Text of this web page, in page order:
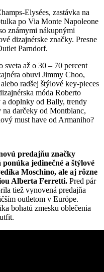
Elysées, zastávka na
po Via Monte Napoleone
známymi nákupnými
dizajnérske značky. Presne
Parndorf.
sveta až o 30 – 70 percent
obuvi Jimmy Choo,
radšej štýlové key-pieces
móda Roberto
a doplnky od Bally, trendy
darčeky od Montblanc,
must have od Armaniho?
predajňu značky
jedinečné a štýlové
Moschino, ale aj rôzne
Alberta Ferretti. Pred pár
tiež vynovená predajňa
outletom v Európe.
bohatú zmesku oblečenia